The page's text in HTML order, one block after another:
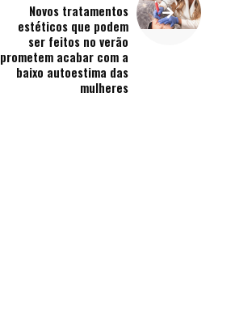
Novos tratamentos
estéticos que podem
ser feitos no verão
prometem acabar com a
baixo autoestima das
mulheres